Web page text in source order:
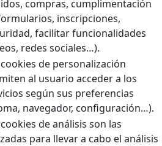
compras, cumplimentación
inscripciones,
facilitar funcionalidades
redes sociales…).
cookies de personalización
al usuario acceder a los
según sus preferencias
navegador, configuración…).
de análisis son las
para llevar a cabo el análisis